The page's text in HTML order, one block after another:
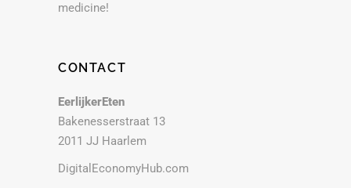
medicine!
CONTACT
EerlijkerEten
Bakenesserstraat 13
2011 JJ Haarlem
DigitalEconomyHub.com